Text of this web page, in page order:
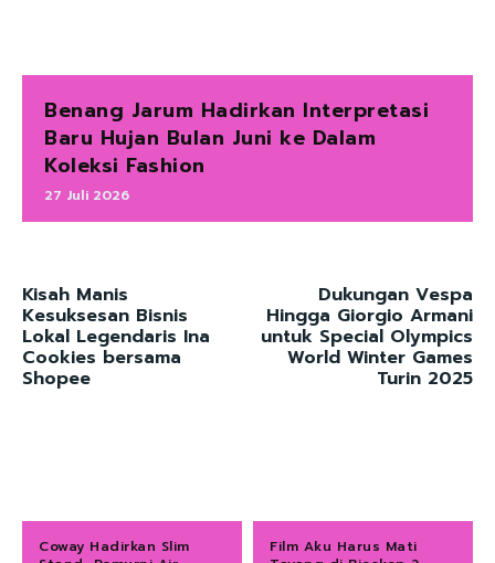
Benang Jarum Hadirkan Interpretasi
Baru Hujan Bulan Juni ke Dalam
Koleksi Fashion
27 Juli 2026
Kisah Manis
Kesuksesan Bisnis
Lokal Legendaris Ina
Cookies bersama
Shopee
Dukungan Vespa
Hingga Giorgio Armani
untuk Special Olympics
World Winter Games
Turin 2025
Coway Hadirkan Slim
Film Aku Harus Mati